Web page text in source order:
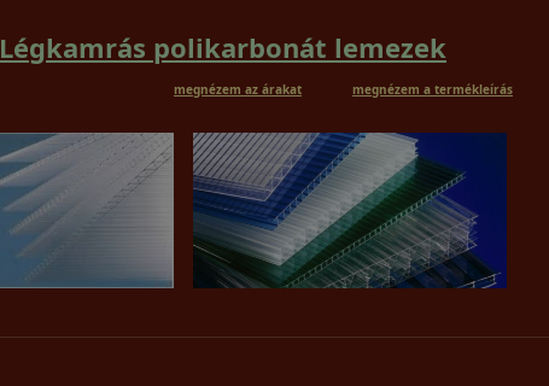
Légkamrás polikarbonát lemezek
megnézem az árakat megnézem a termékleírás